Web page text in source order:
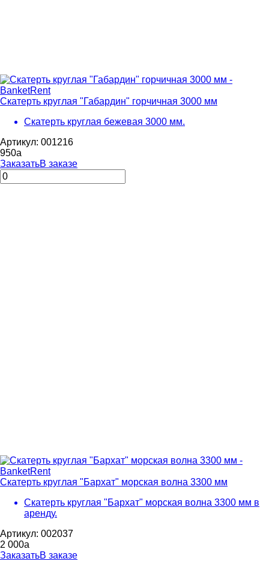
Скатерть круглая "Габардин" горчичная 3000 мм
Скатерть круглая бежевая 3000 мм.
Артикул: 001216
950a
ЗаказатьВ заказе
Скатерть круглая "Бархат" морская волна 3300 мм
Скатерть круглая "Бархат" морская волна 3300 мм в
аренду.
Артикул: 002037
2 000a
ЗаказатьВ заказе